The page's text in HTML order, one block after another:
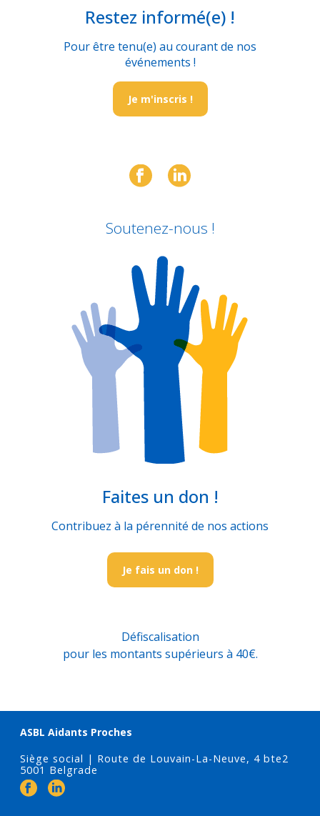
Restez informé(e) !
Pour être tenu(e) au courant de nos
événements !
Je m'inscris !
Soutenez-nous !
Faites un don !
Contribuez à la pérennité de nos actions
Je fais un don !
Défiscalisation
pour les montants supérieurs à 40€.
ASBL Aidants Proches
Siège social | Route de Louvain-La-Neuve, 4 bte2
5001 Belgrade